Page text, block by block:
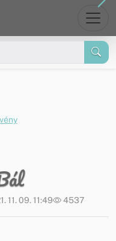
11. 09. 11:49 4537